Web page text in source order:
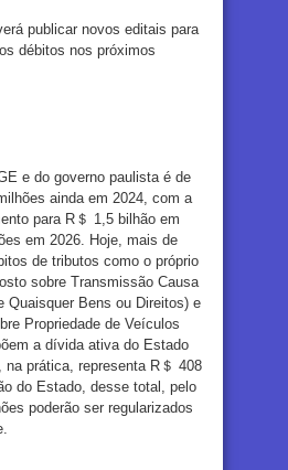
publicar novos editais para
débitos nos próximos
e do governo paulista é de
ainda em 2024, com a
para R＄ 1,5 bilhão em
em 2026. Hoje, mais de
de tributos como o próprio
sobre Transmissão Causa
Quaisquer Bens ou Direitos) e
Propriedade de Veículos
a dívida ativa do Estado
prática, representa R＄ 408
do Estado, desse total, pelo
poderão ser regularizados